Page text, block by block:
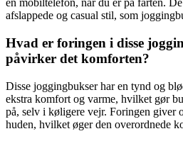
en mobiltelefon, når du er på farten.
afslappede og casual stil, som
Hvad er foringen i disse
påvirker det komforten?
Disse joggingbukser har en tynd og
ekstra komfort og varme, hvilket gør
på, selv i køligere vejr. Foringen giver
huden, hvilket øger den overordnede